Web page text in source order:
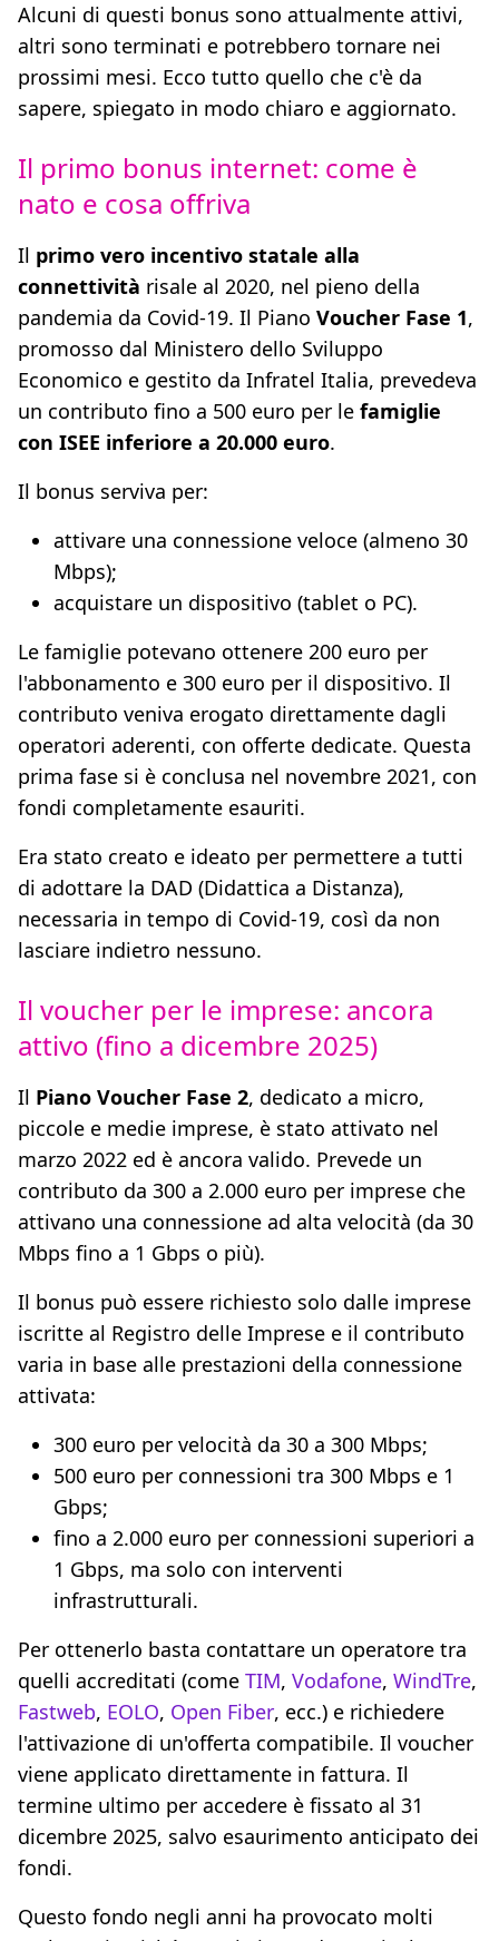
Alcuni di questi bonus sono attualmente attivi,
altri sono terminati e potrebbero tornare nei
prossimi mesi. Ecco tutto quello che c'è da
sapere, spiegato in modo chiaro e aggiornato.
Il primo bonus internet: come è
nato e cosa offriva
Il primo vero incentivo statale alla
connettività risale al 2020, nel pieno della
pandemia da Covid-19. Il Piano Voucher Fase 1,
promosso dal Ministero dello Sviluppo
Economico e gestito da Infratel Italia, prevedeva
un contributo fino a 500 euro per le famiglie
con ISEE inferiore a 20.000 euro.
Il bonus serviva per:
attivare una connessione veloce (almeno 30
Mbps);
acquistare un dispositivo (tablet o PC).
Le famiglie potevano ottenere 200 euro per
l'abbonamento e 300 euro per il dispositivo. Il
contributo veniva erogato direttamente dagli
operatori aderenti, con offerte dedicate. Questa
prima fase si è conclusa nel novembre 2021, con
fondi completamente esauriti.
Era stato creato e ideato per permettere a tutti
di adottare la DAD (Didattica a Distanza),
necessaria in tempo di Covid-19, così da non
lasciare indietro nessuno.
Il voucher per le imprese: ancora
attivo (fino a dicembre 2025)
Il Piano Voucher Fase 2, dedicato a micro,
piccole e medie imprese, è stato attivato nel
marzo 2022 ed è ancora valido. Prevede un
contributo da 300 a 2.000 euro per imprese che
attivano una connessione ad alta velocità (da 30
Mbps fino a 1 Gbps o più).
Il bonus può essere richiesto solo dalle imprese
iscritte al Registro delle Imprese e il contributo
varia in base alle prestazioni della connessione
attivata:
300 euro per velocità da 30 a 300 Mbps;
500 euro per connessioni tra 300 Mbps e 1
Gbps;
fino a 2.000 euro per connessioni superiori a
1 Gbps, ma solo con interventi
infrastrutturali.
Per ottenerlo basta contattare un operatore tra
quelli accreditati (come TIM, Vodafone, WindTre,
Fastweb, EOLO, Open Fiber, ecc.) e richiedere
l'attivazione di un'offerta compatibile. Il voucher
viene applicato direttamente in fattura. Il
termine ultimo per accedere è fissato al 31
dicembre 2025, salvo esaurimento anticipato dei
fondi.
Questo fondo negli anni ha provocato molti